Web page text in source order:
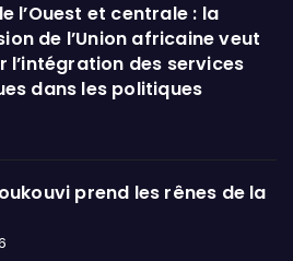
l’Ouest et centrale : la
de l’Union africaine veut
l’intégration des services
dans les politiques
prend les rênes de la